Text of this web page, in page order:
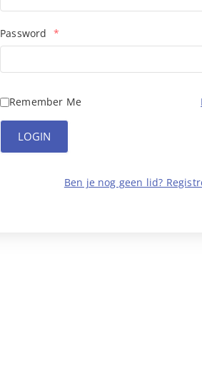
Password *
Remember Me
LOGIN
Ben je nog geen lid?